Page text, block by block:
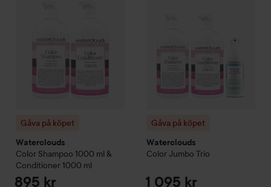
Gåva på köpet
Waterclouds
Color Shampoo 1000 ml &
Conditioner 1000 ml
895 kr
Gåva på köpet
Waterclouds
Color Jumbo Trio
1 095 kr